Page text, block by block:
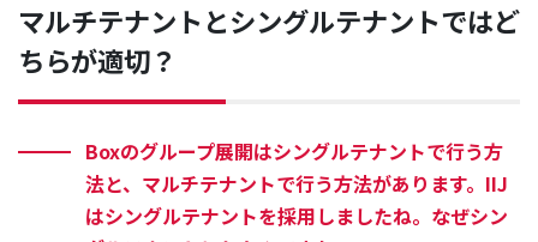
マルチテナントとシングルテナントではど
ちらが適切？
Boxのグループ展開はシングルテナントで行う方
法と、マルチテナントで行う方法があります。IIJ
はシングルテナントを採用しましたね。なぜシン